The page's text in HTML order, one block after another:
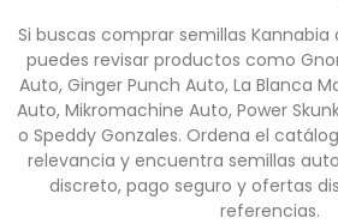
Si buscas comprar semillas
puedes revisar productos como
Auto, Ginger Punch Auto, La Blanca
Auto, Mikromachine Auto, Power
o Speddy Gonzales. Ordena el
relevancia y encuentra semillas
discreto, pago seguro y ofertas
referencias.